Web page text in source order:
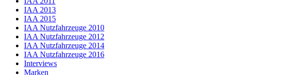
IAA 2013
IAA 2015
IAA Nutzfahrzeuge 2010
IAA Nutzfahrzeuge 2012
IAA Nutzfahrzeuge 2014
IAA Nutzfahrzeuge 2016
Interviews
Marken